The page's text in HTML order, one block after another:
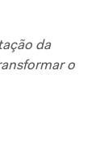
da
o